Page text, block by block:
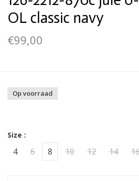
OL classic navy
€99,00
Op voorraad
Size :
4 6 8 10 12 14